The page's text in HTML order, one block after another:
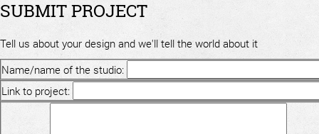
SUBMIT PROJECT
Tell us about your design and we'll tell the world about it
Name/name of the studio:
Link to project: